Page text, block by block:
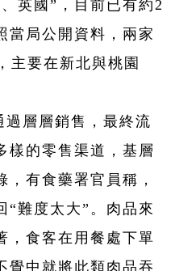
英國”，目前已有約2
當局公開資料，兩家
主要在新北與桃園
層層銷售，最終流
樣的零售渠道，基層
有食藥署官員稱，
“難度太大”。肉品來
，食客在用餐處下單
覺中就將此類肉品吞